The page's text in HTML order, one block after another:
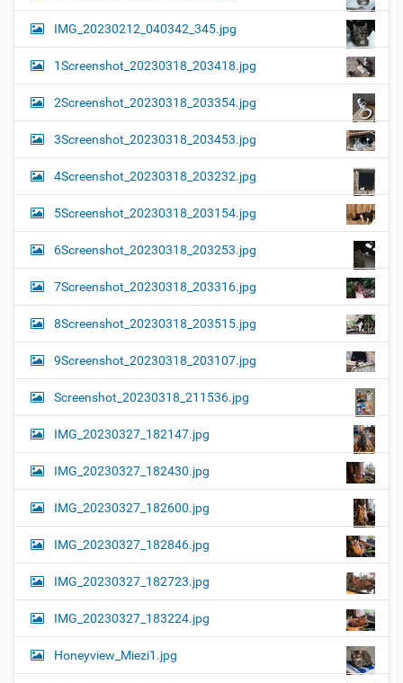
IMG_20230212_040342_345.jpg
1Screenshot_20230318_203418.jpg
2Screenshot_20230318_203354.jpg
3Screenshot_20230318_203453.jpg
4Screenshot_20230318_203232.jpg
5Screenshot_20230318_203154.jpg
6Screenshot_20230318_203253.jpg
7Screenshot_20230318_203316.jpg
8Screenshot_20230318_203515.jpg
9Screenshot_20230318_203107.jpg
Screenshot_20230318_211536.jpg
IMG_20230327_182147.jpg
IMG_20230327_182430.jpg
IMG_20230327_182600.jpg
IMG_20230327_182846.jpg
IMG_20230327_182723.jpg
IMG_20230327_183224.jpg
Honeyview_Miezi1.jpg